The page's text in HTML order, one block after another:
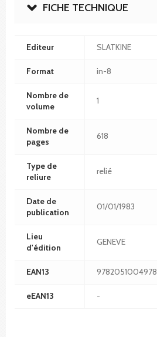
FICHE TECHNIQUE
Editeur SLATKINE
Format in-8
Nombre de
volume
1
Nombre de
pages
618
Type de
reliure
relié
Date de
publication
01/01/1983
Lieu
d'édition
GENEVE
EAN13 9782051004978
eEAN13 -